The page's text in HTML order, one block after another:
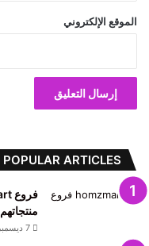
الموقع الإلكتروني
POPULAR ARTICLES
منتجاتهم
7 ديسمبر، 2020